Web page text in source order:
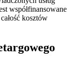
współfinansowane
kosztów